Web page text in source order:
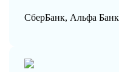
СберБанк, Альфа